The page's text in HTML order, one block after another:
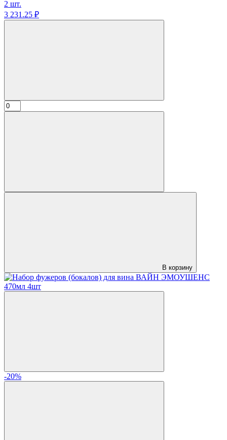
2 шт.
3 231.25 ₽
В корзину
-20%